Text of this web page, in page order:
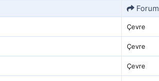
Forum
Çevre
Çevre
Çevre